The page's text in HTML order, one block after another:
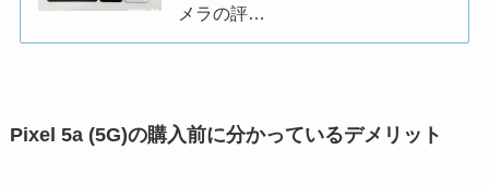
メラの評…
Pixel 5a (5G)の購入前に分かっているデメリット